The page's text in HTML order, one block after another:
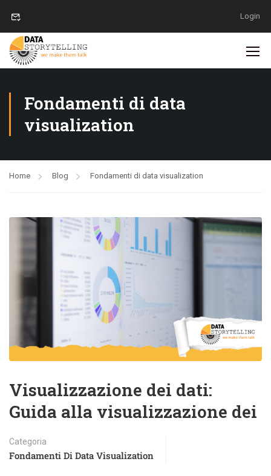
Login
Fondamenti di data
visualization
Home Blog Fondamenti di data visualization
Visualizzazione dei dati:
Guida alla visualizzazione dei
Categoria
Fondamenti Di Data Visualization